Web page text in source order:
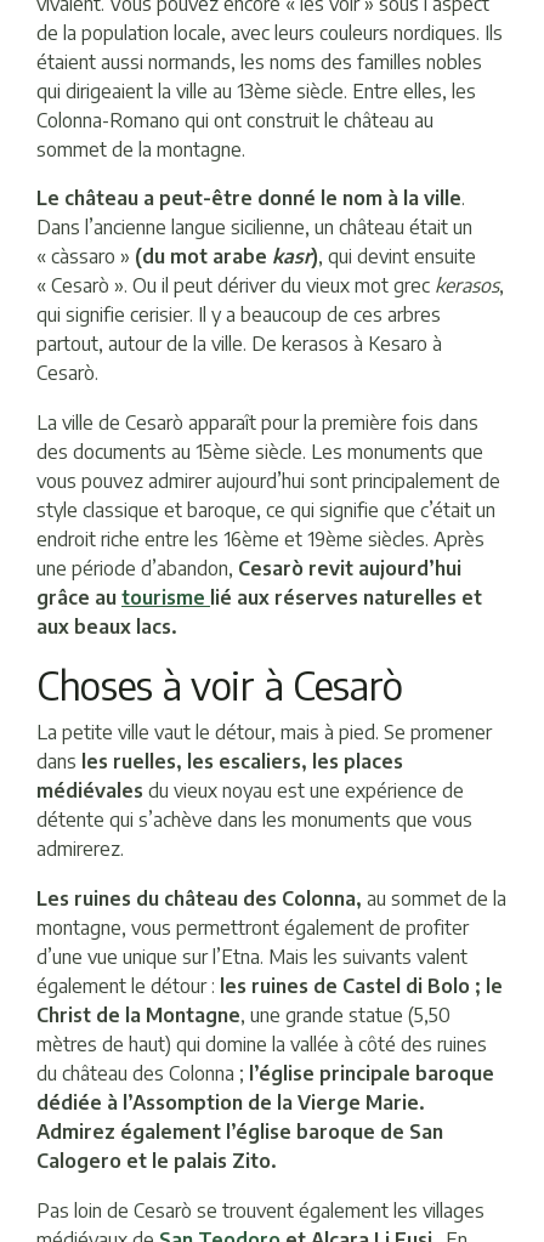
de la population locale, avec leurs couleurs nordiques. Ils
étaient aussi normands, les noms des familles nobles
qui dirigeaient la ville au 13ème siècle. Entre elles, les
Colonna-Romano qui ont construit le château au
sommet de la montagne.
Le château a peut-être donné le nom à la ville.
Dans l’ancienne langue sicilienne, un château était un
« càssaro » (du mot arabe kasr), qui devint ensuite
« Cesarò ». Ou il peut dériver du vieux mot grec kerasos,
qui signifie cerisier. Il y a beaucoup de ces arbres
partout, autour de la ville. De kerasos à Kesaro à
Cesarò.
La ville de Cesarò apparaît pour la première fois dans
des documents au 15ème siècle. Les monuments que
vous pouvez admirer aujourd’hui sont principalement de
style classique et baroque, ce qui signifie que c’était un
endroit riche entre les 16ème et 19ème siècles. Après
une période d’abandon, Cesarò revit aujourd’hui
grâce au tourisme lié aux réserves naturelles et
aux beaux lacs.
Choses à voir à Cesarò
La petite ville vaut le détour, mais à pied. Se promener
dans les ruelles, les escaliers, les places
médiévales du vieux noyau est une expérience de
détente qui s’achève dans les monuments que vous
admirerez.
Les ruines du château des Colonna, au sommet de la
montagne, vous permettront également de profiter
d’une vue unique sur l’Etna. Mais les suivants valent
également le détour : les ruines de Castel di Bolo ; le
Christ de la Montagne, une grande statue (5,50
mètres de haut) qui domine la vallée à côté des ruines
du château des Colonna ; l’église principale baroque
dédiée à l’Assomption de la Vierge Marie.
Admirez également l’église baroque de San
Calogero et le palais Zito.
Pas loin de Cesarò se trouvent également les villages